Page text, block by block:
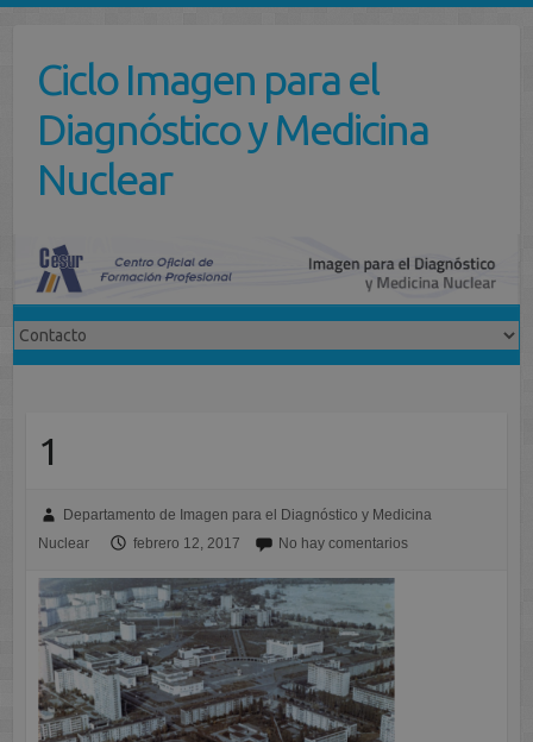
contenidoCiclo Imagen para el
Diagnóstico y Medicina
Nuclear
1
Departamento de Imagen para el Diagnóstico y Medicina
Nuclear
febrero 12, 2017 No hay comentarios